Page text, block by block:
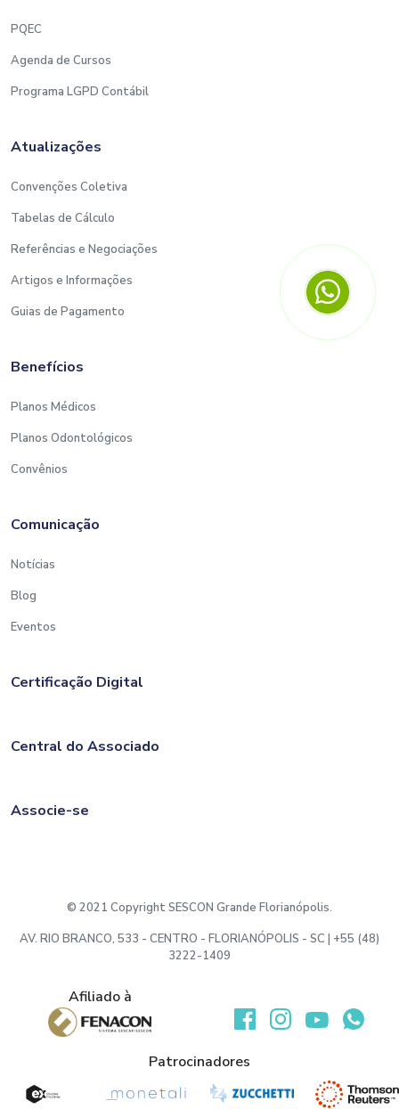
PQEC
Agenda de Cursos
Programa LGPD Contábil
Atualizações
Convenções Coletiva
Tabelas de Cálculo
Referências e Negociações
Artigos e Informações
Guias de Pagamento
Benefícios
Planos Médicos
Planos Odontológicos
Convênios
Comunicação
Notícias
Blog
Eventos
Certificação Digital
Central do Associado
Associe-se
© 2021 Copyright SESCON Grande Florianópolis.
AV. RIO BRANCO, 533 - CENTRO - FLORIANÓPOLIS - SC | +55 (48)
3222-1409
Afiliado à
Desenvolvido por:
Patrocinadores